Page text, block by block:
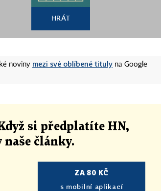
HRÁT
noviny mezi své oblíbené tituly na Google
si předplatíte HN,
naše články.
ZA 80 KČ
s mobilní aplikací